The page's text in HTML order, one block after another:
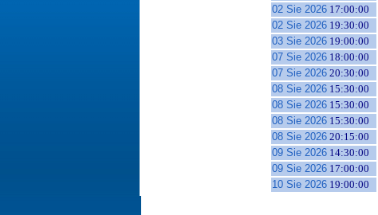
02 Sie 2026 17:00:00
02 Sie 2026 19:30:00
03 Sie 2026 19:00:00
07 Sie 2026 18:00:00
07 Sie 2026 20:30:00
08 Sie 2026 15:30:00
08 Sie 2026 15:30:00
08 Sie 2026 15:30:00
08 Sie 2026 20:15:00
09 Sie 2026 14:30:00
09 Sie 2026 17:00:00
10 Sie 2026 19:00:00